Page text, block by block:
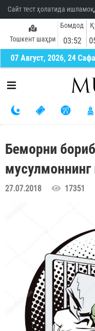
Сайт тест ҳолатида
Тошкент шаҳри
Бомдод
03:52
07 Август, 2026, 24
Беморни
27.07.2018 17351